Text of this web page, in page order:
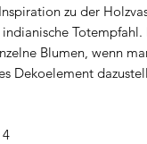
zu der
Blumen, wenn
Dekoelement